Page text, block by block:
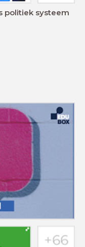
politiek systeem